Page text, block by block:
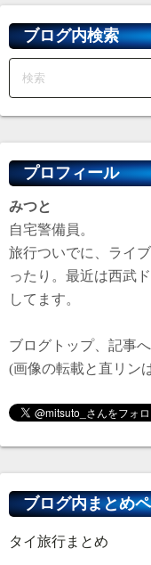
送
り
イ
ブブログ内検索
プロフィール
みつと
自宅警備員。
旅行ついでに、ライ
ったり。最近は西武
してます。
ブログトップ、記事
(画像の転載と直リン
ブログ内まとめ
タイ旅行まとめ